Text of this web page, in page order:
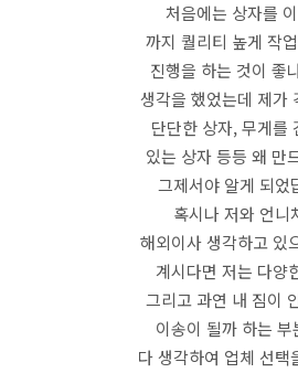
처음에는 상자를
까지 퀄리티 높게 작
진행을 하는 것이 좋
생각을 했었는데 제가
단단한 상자, 무게를
있는 상자 등등 왜 만
그제서야 알게 되었
혹시나 저와 언니
해외이사 생각하고 있
계시다면 저는 다양
그리고 과연 내 짐이
이송이 될까 하는 부
다 생각하여 업체 선택